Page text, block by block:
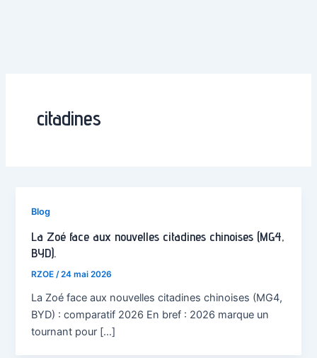
citadines
Blog
La Zoé face aux nouvelles citadines chinoises (MG4,
BYD).
RZOE /24 mai 2026
La Zoé face aux nouvelles citadines chinoises (MG4,
BYD) : comparatif 2026 En bref : 2026 marque un
tournant pour […]